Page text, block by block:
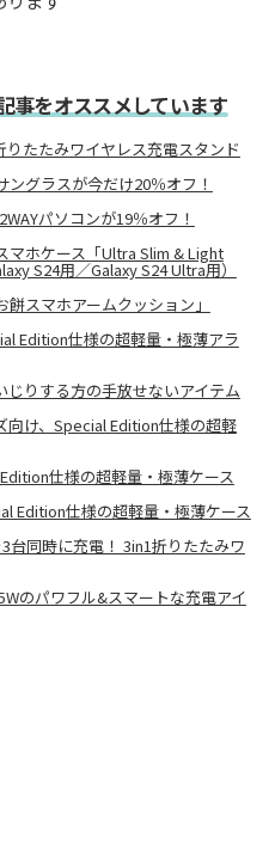
事をオススメしています
たたみワイヤレス充電スタンド
グラスが今だけ20％オフ！
パソコンが19％オフ！
マホケース「Ultra Slim & Light
S24用／Galaxy S24 Ultra用）
スマホアームクッション」
Edition仕様の超軽量・極薄アラ
りする方の手放せないアイテム
向け、Special Edition仕様の超軽
仕様の超軽量・極薄ケース
Edition仕様の超軽量・極薄ケース
同時に充電！ 3in1折りたたみワ
のパワフル&スマートな充電アイ